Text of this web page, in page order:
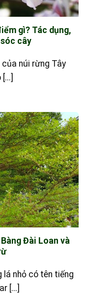
gì? Tác dụng,
cây
núi rừng Tây
Đài Loan và
lá nhỏ có tên tiếng
[...]